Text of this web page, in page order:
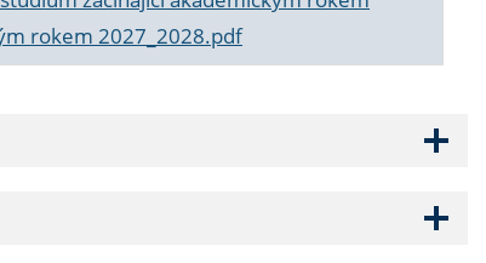
rokem 2027_2028.pdf